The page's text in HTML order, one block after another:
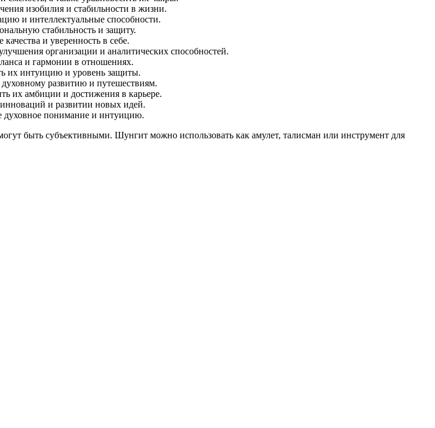
изобилия и стабильности в жизни.
и интеллектуальные способности.
стабильность и защиту.
и уверенность в себе.
организации и аналитических способностей.
и гармонии в отношениях.
их интуицию и уровень защиты.
развитию и путешествиям.
их амбиции и достижения в карьере.
и развитии новых идей.
духовное понимание и интуицию.